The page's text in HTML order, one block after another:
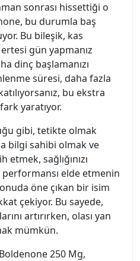
sonrası hissettiği o
bu durumla baş
Bu bileşik, kas
ertesi gün yapmanız
dinç başlamanızı
süresi, daha fazla
bu ekstra
yaratıyor.
gibi, tetikte olmak
bilgi sahibi olmak ve
sağlığınızı
elde etmenin
öne çıkan bir isim
çekiyor. Bu sayede,
artırırken, olası yan
mümkün.
250 Mg,